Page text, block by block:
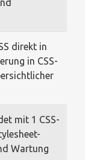
direkt in
in CSS-
mit 1 CSS-
Wartung